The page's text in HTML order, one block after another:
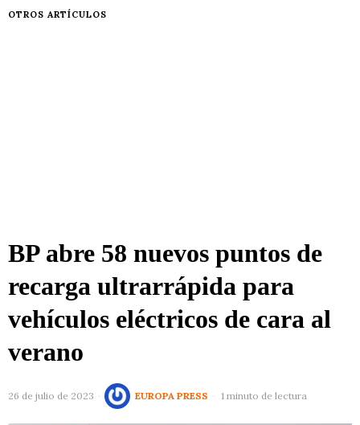
OTROS ARTÍCULOS
BP abre 58 nuevos puntos de
recarga ultrarrápida para
vehículos eléctricos de cara al
verano
26 de julio de 2023 EUROPA PRESS 1 minuto de lectura